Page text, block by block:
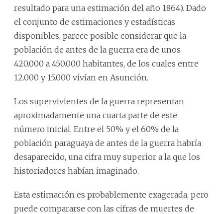
resultado para una estimación del año 1864). Dado
el conjunto de estimaciones y estadísticas
disponibles, parece posible considerar que la
población de antes de la guerra era de unos
420.000 a 450.000 habitantes, de los cuales entre
12.000 y 15.000 vivían en Asunción.
Los supervivientes de la guerra representan
aproximadamente una cuarta parte de este
número inicial. Entre el 50% y el 60% de la
población paraguaya de antes de la guerra habría
desaparecido, una cifra muy superior a la que los
historiadores habían imaginado.
Esta estimación es probablemente exagerada, pero
puede compararse con las cifras de muertes de